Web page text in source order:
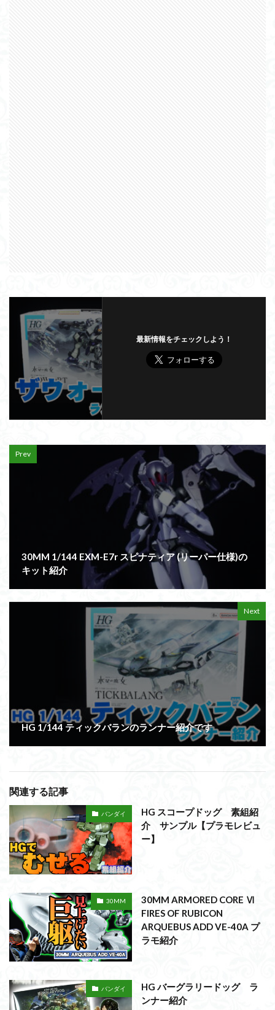
最新情報をチェックしよう！
Prev
30MM 1/144 EXM-E7r スピナティア (リーパー仕様)の
キット紹介
Next
HG 1/144 ティックバランのランナー紹介です
関連する記事
バンダイ
HG スコープドッグ 素組紹
介 サンプル【プラモレビュ
ー】
30MM
30MM ARMORED CORE Ⅵ
FIRES OF RUBICON
ARQUEBUS ADD VE-40A プ
ラモ紹介
バンダイ
HG バーグラリードッグ ラ
ンナー紹介